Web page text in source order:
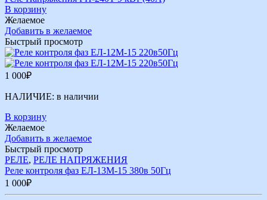
В корзину
Желаемое
Добавить в желаемое
Быстрый просмотр
1 000₽
НАЛИЧИЕ: в наличии
В корзину
Желаемое
Добавить в желаемое
Быстрый просмотр
РЕЛЕ, РЕЛЕ НАПРЯЖЕНИЯ
Реле контроля фаз ЕЛ-13М-15 380в 50Гц
1 000₽